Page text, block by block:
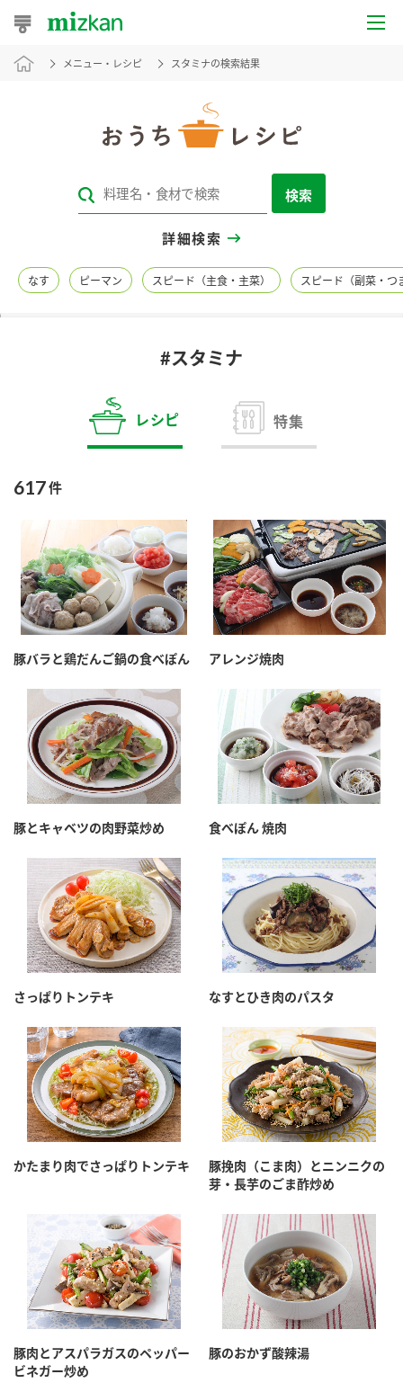
おうちレシピ
レシピカテゴリ一覧
レシピ名特集
商品カテゴリ
お酢ドリンク ぽん酢
みりん風・料理酒 鍋用調味料
つゆ たれ
スープ 中華
クイック調味料 レモン果汁
ふりかけ おすしの素
納豆 Fibee
ブランド・スペシャルサイト
ブランド・スペシャルサイト トップ
商品ブランドサイト
カンタン酢
お酢ドリンク
味ぽん
ぽん酢
かおりの蔵
鍋なび
納豆のサイト
PIN印
三ツ判山吹
千夜
スペシャルサイト
お酢を知ろう！
すしラボ
ぽん酢サワー
鍋奉行マニュアル
ミツカンのCM
ロングセラー商品 ＋ おすすめレシピ
人気商品 ＋ おすすめレシピ
企業情報
ミツカングループについて
企業理念
ミツカンの歴史
ミツカンを知る
環境への取り組み
水の文化センター（アーカイブ）
ZENB initiative
MIM（ミツカンミュージアム）
各部門が大切にしていること
おいしさと健康への取り組み
キッザニア東京「ぽん酢工房」
採用情報
お客様相談センター
お客様の声をいかしました
よくあるご質問
お問い合わせ
ミツカン公式通販
メニュー・レシピ スタミナの検索結果
検索
詳細検索
なす ピーマン スピード（主食・主菜） スピード（副菜・つ
#スタミナ
レシピ 特集
617件
豚バラと鶏だんご鍋の食べぽん アレンジ焼肉
豚とキャベツの肉野菜炒め 食べぽん 焼肉
さっぱりトンテキ なすとひき肉のパスタ
かたまり肉でさっぱりトンテキ
豚挽肉（こま肉）とニンニクの
芽・長芋のごま酢炒め
豚肉とアスパラガスのペッパー
ビネガー炒め
豚のおかず酸辣湯